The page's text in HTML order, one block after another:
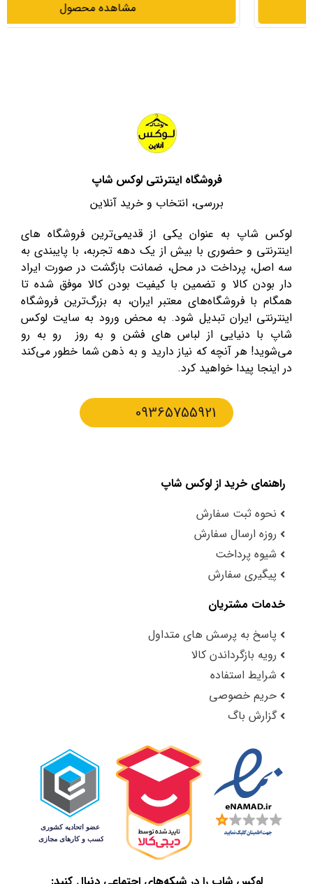
مشاهده محصول
فروشگاه اینترنتی لوکس شاپ
بررسی، انتخاب و خرید آنلاین
لوکس شاپ به عنوان یکی از قدیمی‌ترین فروشگاه های
اینترنتی و حضوری با بیش از یک دهه تجربه، با پایبندی به
سه اصل، پرداخت در محل، ضمانت بازگشت در صورت ایراد
دار بودن کالا و تضمین با کیفیت بودن کالا موفق شده تا
همگام با فروشگاه‌های معتبر ایران، به بزرگ‌ترین فروشگاه
اینترنتی ایران تبدیل شود. به محض ورود به سایت لوکس
شاپ با دنیایی از لباس های فشن و به روز رو به رو
می‌شوید! هر آنچه که نیاز دارید و به ذهن شما خطور می‌کند
در اینجا پیدا خواهید کرد.
09365755921
راهنمای خرید از لوکس شاپ
نحوه ثبت سفارش
روزه ارسال سفارش
شیوه پرداخت
پیگیری سفارش
خدمات مشتریان
پاسخ به پرسش های متداول
رویه بازگرداندن کالا
شرایط استفاده
حریم خصوصی
گزارش باگ